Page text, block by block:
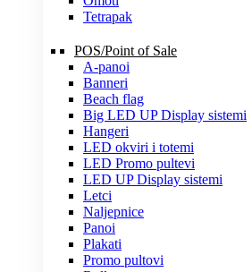
Tetrapak
POS/Point of Sale
A-panoi
Banneri
Beach flag
Big LED UP Display sistemi
Hangeri
LED okviri i totemi
LED Promo pultevi
LED UP Display sistemi
Letci
Naljepnice
Panoi
Plakati
Promo pultovi